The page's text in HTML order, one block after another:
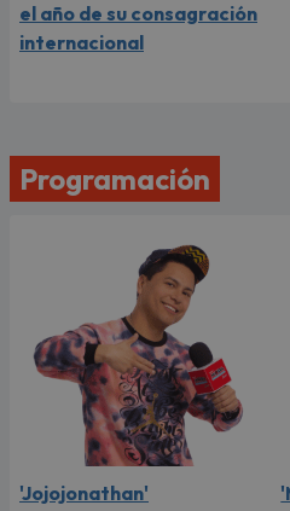
el año de su consagración
internacional
Programación
'Jojojonathan'